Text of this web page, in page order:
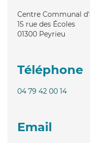
Centre Communal
15 rue des Écoles
01300 Peyrieu
Téléphone
04 79 42 00 14
Email